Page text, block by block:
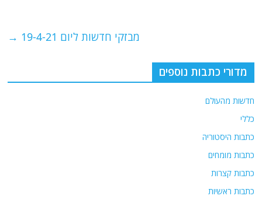
o
מבזקי חדשות ליום 19-4-21 →
מדורי כתבות נוספים
חדשות מהעולם
כללי
כתבות היסטוריה
כתבות מומחים
כתבות קצרות
כתבות ראשיות